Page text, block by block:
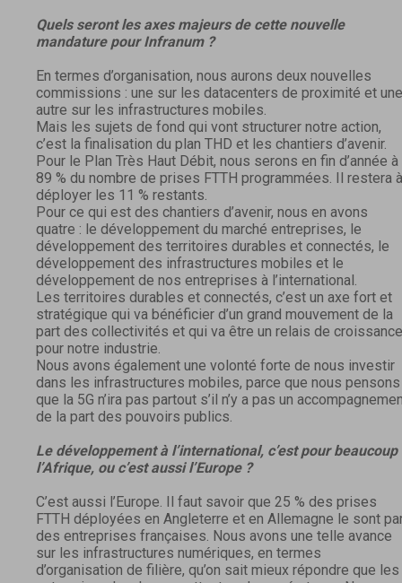
Quels seront les axes majeurs de cette nouvelle
mandature pour Infranum ?
En termes d’organisation, nous aurons deux nouvelles
commissions : une sur les datacenters de proximité et une
autre sur les infrastructures mobiles.
Mais les sujets de fond qui vont structurer notre action,
c’est la finalisation du plan THD et les chantiers d’avenir.
Pour le Plan Très Haut Débit, nous serons en fin d’année à
89 % du nombre de prises FTTH programmées. Il restera à
déployer les 11 % restants.
Pour ce qui est des chantiers d’avenir, nous en avons
quatre : le développement du marché entreprises, le
développement des territoires durables et connectés, le
développement des infrastructures mobiles et le
développement de nos entreprises à l’international.
Les territoires durables et connectés, c’est un axe fort et
stratégique qui va bénéficier d’un grand mouvement de la
part des collectivités et qui va être un relais de croissance
pour notre industrie.
Nous avons également une volonté forte de nous investir
dans les infrastructures mobiles, parce que nous pensons
que la 5G n’ira pas partout s’il n’y a pas un
de la part des pouvoirs publics.
Le développement à l’international, c’est pour beaucoup
l’Afrique, ou c’est aussi l’Europe ?
C’est aussi l’Europe. Il faut savoir que 25 % des prises
FTTH déployées en Angleterre et en Allemagne le sont
des entreprises françaises. Nous avons une telle avance
sur les infrastructures numériques, en termes
d’organisation de filière, qu’on sait mieux répondre que les